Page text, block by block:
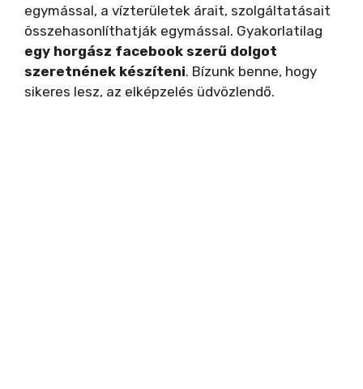
egymással, a vízterületek árait, szolgáltatásait
összehasonlíthatják egymással. Gyakorlatilag
egy horgász facebook szerű dolgot
szeretnének készíteni. Bízunk benne, hogy
sikeres lesz, az elképzelés üdvözlendő.